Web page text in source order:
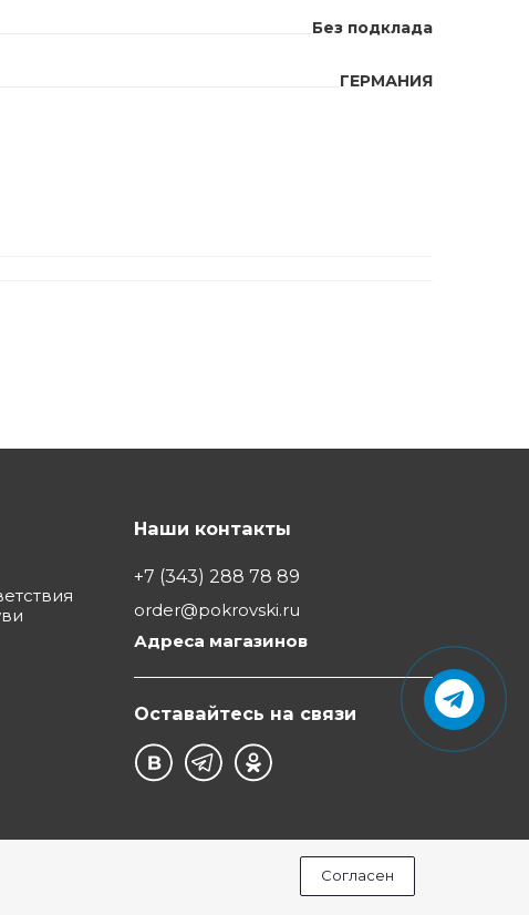
Согласен
Без подклада
ГЕРМАНИЯ
Наши контакты
+7 (343) 288 78 89
order@pokrovski.ru
Адреса магазинов
Оставайтесь на связи